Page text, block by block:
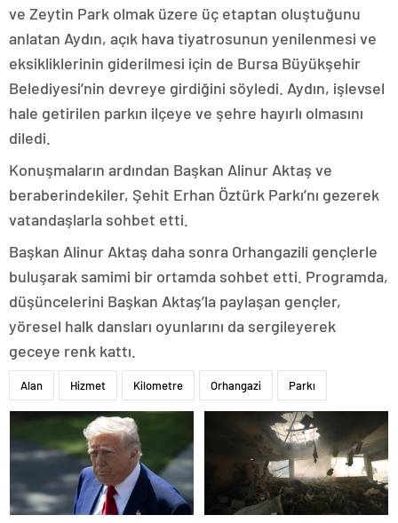
ve Zeytin Park olmak üzere üç etaptan oluştuğunu
anlatan Aydın, açık hava tiyatrosunun yenilenmesi ve
eksikliklerinin giderilmesi için de Bursa Büyükşehir
Belediyesi’nin devreye girdiğini söyledi. Aydın, işlevsel
hale getirilen parkın ilçeye ve şehre hayırlı olmasını
diledi.
Konuşmaların ardından Başkan Alinur Aktaş ve
beraberindekiler, Şehit Erhan Öztürk Parkı’nı gezerek
vatandaşlarla sohbet etti.
Başkan Alinur Aktaş daha sonra Orhangazili gençlerle
buluşarak samimi bir ortamda sohbet etti. Programda,
düşüncelerini Başkan Aktaş’la paylaşan gençler,
yöresel halk dansları oyunlarını da sergileyerek
geceye renk kattı.
Alan Hizmet Kilometre Orhangazi Parkı